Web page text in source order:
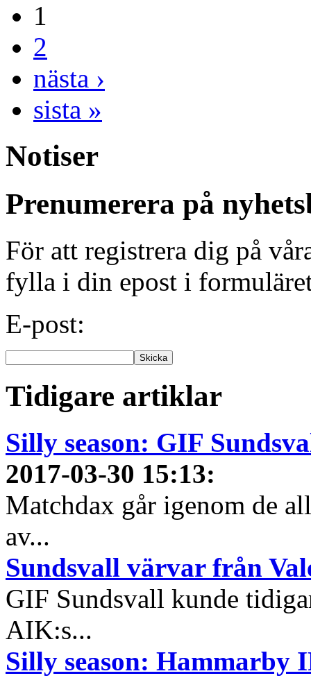
1
2
nästa ›
sista »
Notiser
Prenumerera på
För att registrera dig på
fylla i din epost i
E-post:
Tidigare artiklar
Silly season: GIF
2017-03-30 15:13:
Matchdax går igenom de
av...
Sundsvall värvar från
GIF Sundsvall kunde
AIK:s...
Silly season: Hammarby